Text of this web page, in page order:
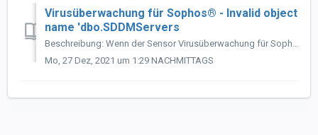
Virusüberwachung für Sophos® - Invalid object
name 'dbo.SDDMServers
Beschreibung: Wenn der Sensor Virusüberwachung für Sophos® verwendet wird und die Meldung ausgibt, dass er sich nicht mit der Sophos Datenbank verbinden...
Mo, 27 Dez, 2021 um 1:29 NACHMITTAGS